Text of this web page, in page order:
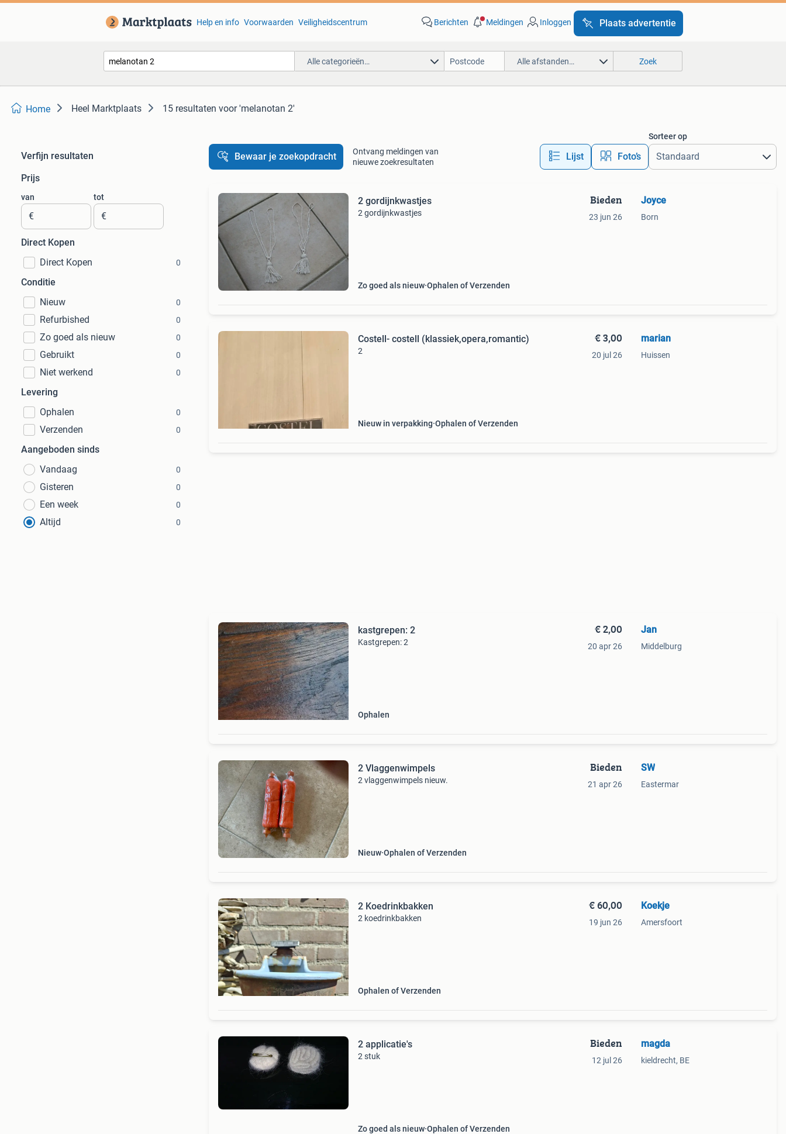
Help en info Voorwaarden Veiligheidscentrum Berichten Meldingen Inloggen Plaats advertentie
Alle categorieën… Alle afstanden… Zoek
Home Heel Marktplaats 15 resultaten voor 'melanotan 2'
Verfijn resultaten
Prijs
van
€
tot
€
Direct Kopen
Direct Kopen
0
Conditie
Nieuw
0
Refurbished 0
Zo goed als nieuw 0
Gebruikt 0
Niet werkend 0
Levering
Ophalen
0
Verzenden 0
Aangeboden sinds
Vandaag
0
Gisteren 0
Een week 0
Altijd 0
Bewaar je zoekopdracht
Ontvang meldingen van
nieuwe zoekresultaten
Lijst Foto’s
Sorteer op
2 gordijnkwastjes
2 gordijnkwastjes
Zo goed als nieuw Ophalen of Verzenden
Bieden
23 jun 26
Joyce
Born
Costell- costell (klassiek,opera,romantic)
2
Nieuw in verpakking Ophalen of Verzenden
€ 3,00
20 jul 26
marian
Huissen
kastgrepen: 2
Kastgrepen: 2
Ophalen
€ 2,00
20 apr 26
Jan
Middelburg
2 Vlaggenwimpels
2 vlaggenwimpels nieuw.
Nieuw Ophalen of Verzenden
Bieden
21 apr 26
SW
Eastermar
2 Koedrinkbakken
2 koedrinkbakken
Ophalen of Verzenden
€ 60,00
19 jun 26
Koekje
Amersfoort
2 applicatie's
2 stuk
Zo goed als nieuw Ophalen of Verzenden
Bieden
12 jul 26
magda
kieldrecht, BE